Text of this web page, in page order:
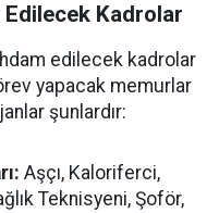
Kadrolar
edilecek kadrolar
yapacak memurlar
şunlardır:
Aşçı, Kaloriferci,
Teknisyeni, Şoför,